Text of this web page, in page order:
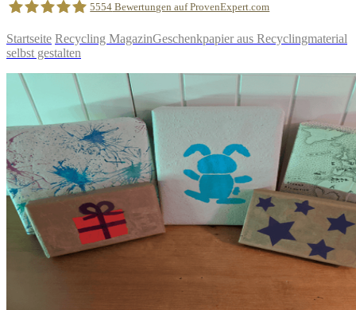
geldfuermuell GmbH
5554 Bewertungen auf ProvenExpert.com
Startseite Recycling MagazinGeschenkpapier aus Recyclingmaterial
selbst gestalten